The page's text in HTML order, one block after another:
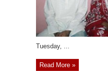
‎Tuesday, ...
Read More »